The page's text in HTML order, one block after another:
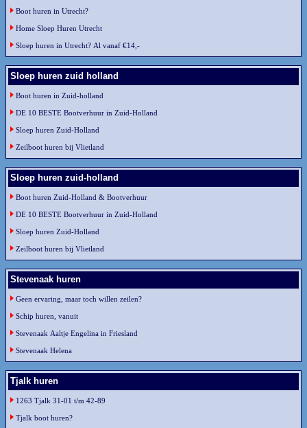
Boot huren in Utrecht?
Home Sloep Huren Utrecht
Sloep huren in Utrecht? Al vanaf €14,-
Sloep huren zuid holland
Boot huren in Zuid-holland
DE 10 BESTE Bootverhuur in Zuid-Holland
Sloep huren Zuid-Holland
Zeilboot huren bij Vlietland
Sloep huren zuid-holland
Boot huren Zuid-Holland & Bootverhuur
DE 10 BESTE Bootverhuur in Zuid-Holland
Sloep huren Zuid-Holland
Zeilboot huren bij Vlietland
Stevenaak huren
Geen ervaring, maar toch willen zeilen?
Schip huren, vanuit
Stevenaak Aaltje Engelina in Friesland
Stevenaak Helena
Tjalk huren
1263 Tjalk 31-01 t/m 42-89
Tjalk boot huren?